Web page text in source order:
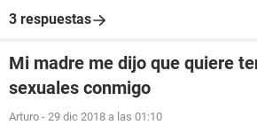
3 respuestas
Mi madre me dijo que quiere
sexuales conmigo
Arturo - 29 dic 2018 a las 01:10